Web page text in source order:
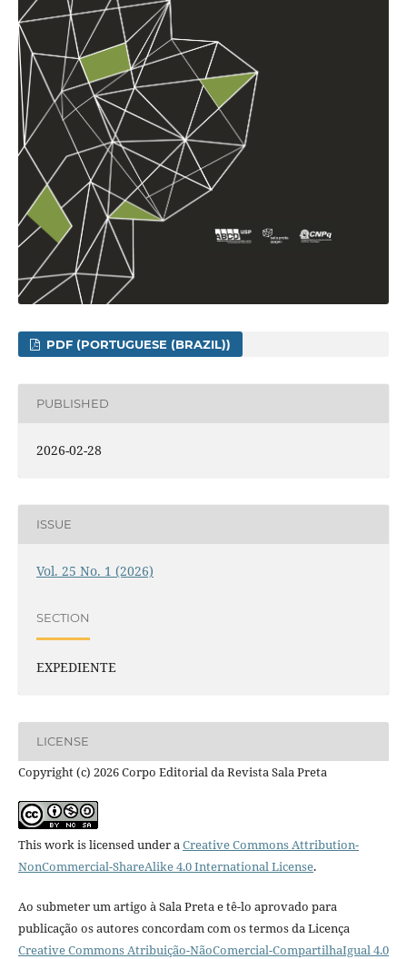
PDF (PORTUGUESE (BRAZIL))
PUBLISHED
2026-02-28
ISSUE
Vol. 25 No. 1 (2026)
SECTION
EXPEDIENTE
LICENSE
Copyright (c) 2026 Corpo Editorial da Revista Sala Preta
This work is licensed under aCreative Commons Attribution-
NonCommercial-ShareAlike 4.0 International License.
Ao submeter um artigo à Sala Preta e tê-lo aprovado para
publicação os autores concordam com os termos da Licença
Creative Commons Atribuição-NãoComercial-CompartilhaIgual 4.0